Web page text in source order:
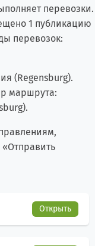
перевозки.
1 публикацию
перевозок:
(Regensburg).
маршрута:
«Отправить
Открыть